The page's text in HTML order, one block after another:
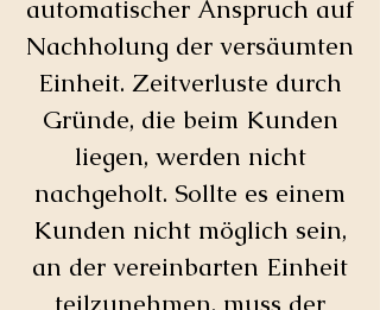
automatischer Anspruch auf
Nachholung der versäumten
Einheit. Zeitverluste durch
Gründe, die beim Kunden
liegen, werden nicht
nachgeholt. Sollte es einem
Kunden nicht möglich sein,
an der vereinbarten Einheit
teilzunehmen, muss der